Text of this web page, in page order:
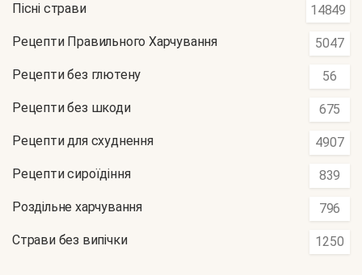
Пісні страви 14849
Рецепти Правильного Харчування 5047
Рецепти без глютену 56
Рецепти без шкоди 675
Рецепти для схуднення 4907
Рецепти сироїдіння 839
Роздільне харчування 796
Страви без випічки 1250